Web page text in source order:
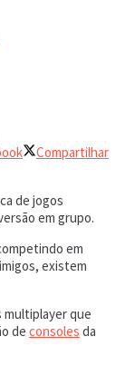
Compartilhar
de jogos
em grupo.
em
existem
multiplayer que
de consoles da